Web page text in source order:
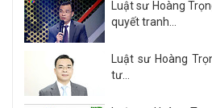
Luật sư Hoàng
quyết tranh...
Luật sư Hoàng
tư...